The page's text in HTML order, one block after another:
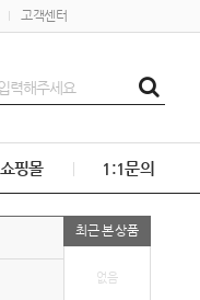
고객센터
쇼핑몰 1:1문의
최근 본 상품
없음